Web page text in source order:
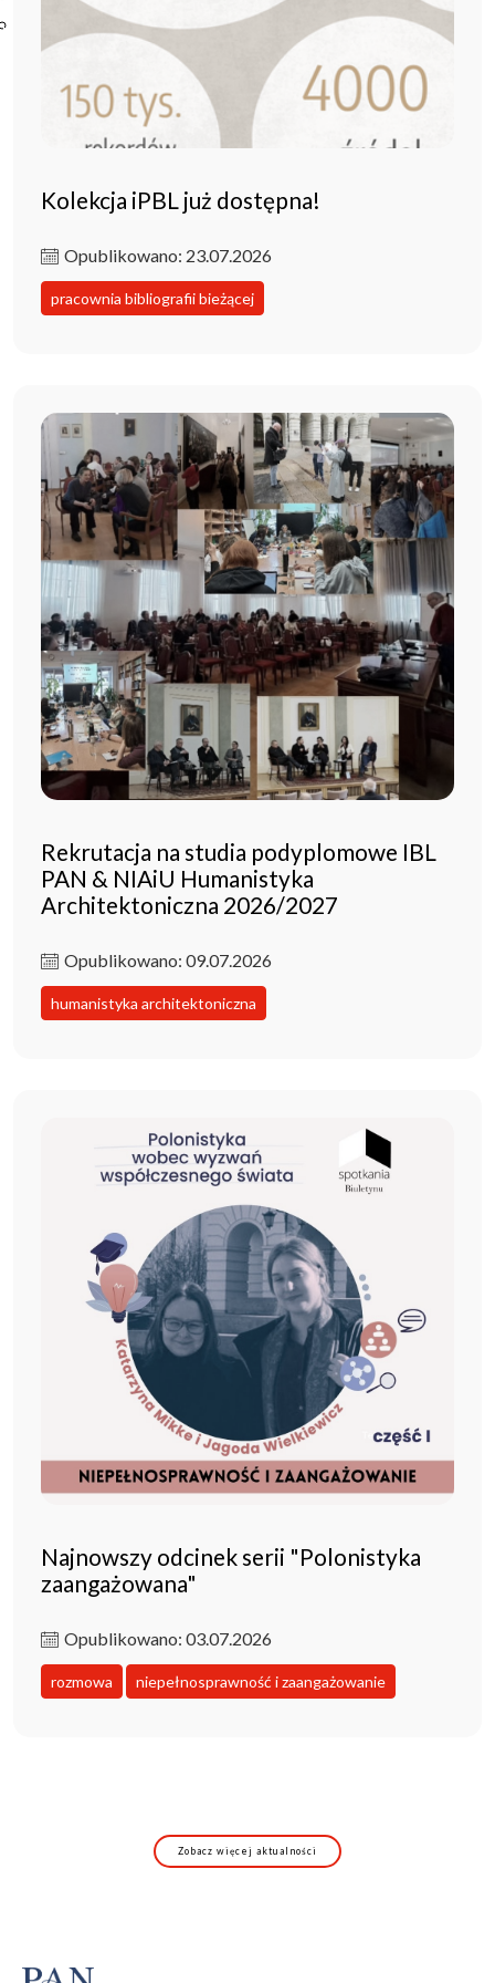
Poczta ibl.waw.pl
Kontakt
Kolekcja iPBL już dostępna!
Opublikowano: 23.07.2026
pracownia bibliografii bieżącej
Rekrutacja na studia podyplomowe IBL
PAN & NIAiU Humanistyka
Architektoniczna 2026/2027
Opublikowano: 09.07.2026
humanistyka architektoniczna
Najnowszy odcinek serii "Polonistyka
zaangażowana"
Opublikowano: 03.07.2026
rozmowa niepełnosprawność i zaangażowanie
Zobacz więcej aktualności